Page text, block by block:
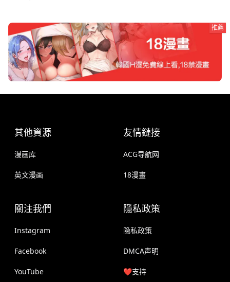
推薦
其他資源
漫画库
英文漫画
友情鏈接
ACG导航网
18漫畫
關注我們
Instagram
Facebook
YouTube
隱私政策
隐私政策
DMCA声明
❤️支持